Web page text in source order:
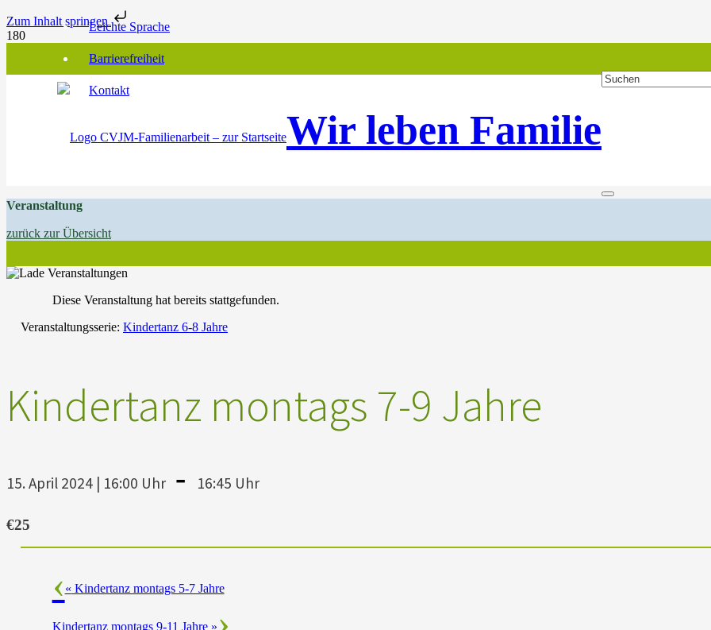
Zum Inhalt springenLeichte Sprache
Barrierefreiheit
Kontakt
Wir leben Familie
Veranstaltung
zurück zur Übersicht
Diese Veranstaltung hat bereits stattgefunden.
Veranstaltungsserie: Kindertanz 6-8 Jahre
Kindertanz montags 7-9 Jahre
15. April 2024 | 16:00 Uhr - 16:45 Uhr
€25
« Kindertanz montags 5-7 Jahre
Kindertanz montags 9-11 Jahre »